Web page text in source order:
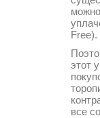
Free).
этот
все